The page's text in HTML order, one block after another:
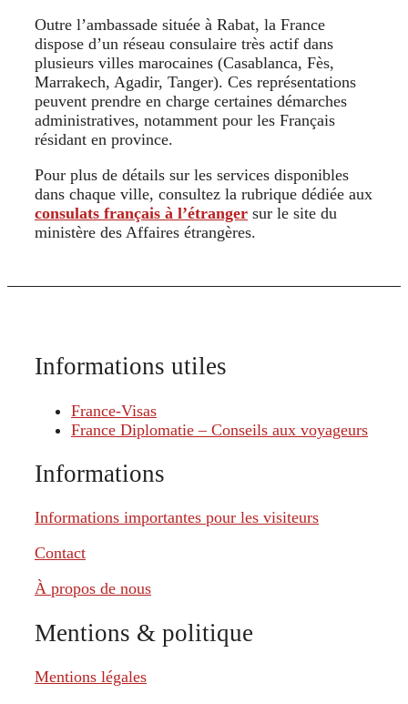
Outre l’ambassade située à Rabat, la France
dispose d’un réseau consulaire très actif dans
plusieurs villes marocaines (Casablanca, Fès,
Marrakech, Agadir, Tanger). Ces représentations
peuvent prendre en charge certaines démarches
administratives, notamment pour les Français
résidant en province.
Pour plus de détails sur les services disponibles
dans chaque ville, consultez la rubrique dédiée aux
consulats français à l’étranger sur le site du
ministère des Affaires étrangères.
Informations utiles
France-Visas
France Diplomatie – Conseils aux voyageurs
Informations
Informations importantes pour les visiteurs
Contact
À propos de nous
Mentions & politique
Mentions légales